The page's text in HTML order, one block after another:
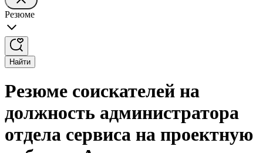
Резюме
Найти
Резюме соискателей на
должность администратора
отдела сервиса на проектную